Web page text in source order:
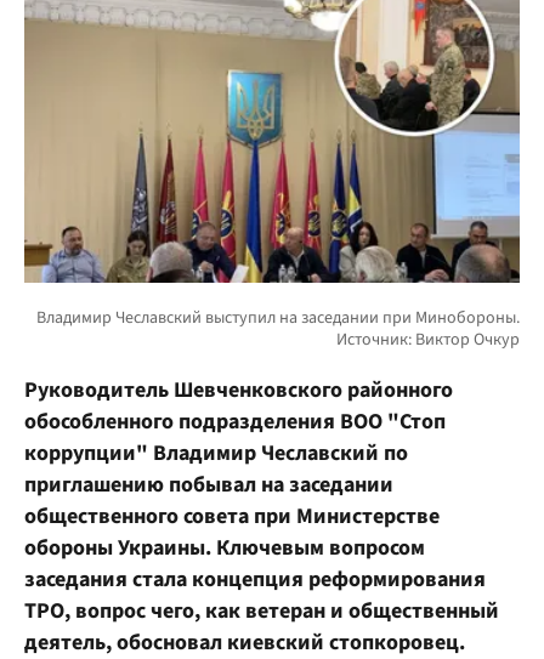
Руководитель Шевченковского районного
обособленного подразделения ВОО "Стоп
коррупции" Владимир Чеславский по
приглашению побывал на заседании
общественного совета при Министерстве
обороны Украины. Ключевым вопросом
заседания стала концепция реформирования
ТРО, вопрос чего, как ветеран и общественный
деятель, обосновал киевский стопкоровец.